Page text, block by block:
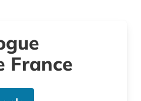
France